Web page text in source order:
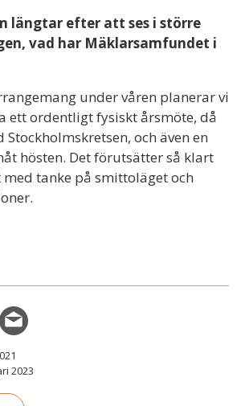
längtar efter att ses i större
vad har Mäklarsamfundet i
under våren planerar vi
ett ordentligt fysiskt årsmöte, då
och även en
hösten. Det förutsätter så klart
tanke på smittoläget och
2023